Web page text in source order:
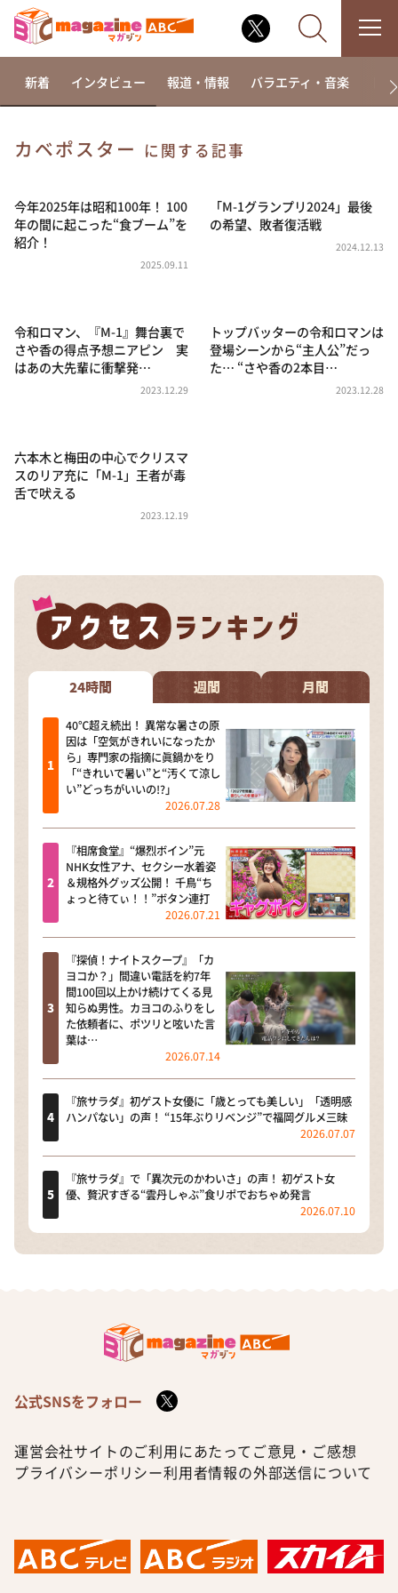
相席食堂
これ余談なんですけど・・・
～人生密着トークバラエティ！～ やすとものいたっ
news おかえり
河合＆A.B.C-Z塚田×福井アナ「なんでやねん！？」
（news おかえり）
朝だ！生です旅サラダ
教えて！ニュースライブ 正義のミカタ
ザキ山小屋本館
ぺこぱのまるスポ
アナ回覧板
新着 インタビュー 報道・情報 バラエティ・音楽 ド
カベポスター に関する記事
今年2025年は昭和100年！ 100
年の間に起こった“食ブーム”を
紹介！
2025.09.11
「M-1グランプリ2024」最後
の希望、敗者復活戦
2024.12.13
令和ロマン、『M-1』舞台裏で
さや香の得点予想ニアピン 実
はあの大先輩に衝撃発…
2023.12.29
トップバッターの令和ロマンは
登場シーンから“主人公”だっ
た… “さや香の2本目…
2023.12.28
六本木と梅田の中心でクリスマ
スのリア充に「M-1」王者が毒
舌で吠える
2023.12.19
24時間 週間 月間
40℃超え続出！ 異常な暑さの原
因は「空気がきれいになったか
ら」専門家の指摘に眞鍋かをり
「“きれいで暑い”と“汚くて涼し
い”どっちがいいの!?」
2026.07.28
『相席食堂』“爆烈ボイン”元
NHK女性アナ、セクシー水着姿
＆規格外グッズ公開！ 千鳥“ち
ょっと待てぃ！！”ボタン連打
2026.07.21
『探偵！ナイトスクープ』「カ
ヨコか？」間違い電話を約7年
間100回以上かけ続けてくる見
知らぬ男性。カヨコのふりをし
た依頼者に、ポツリと呟いた言
葉は…
2026.07.14
『旅サラダ』初ゲスト女優に「歳とっても美しい」「透明感
ハンパない」の声！ “15年ぶりリベンジ”で福岡グルメ三昧
2026.07.07
『旅サラダ』で「異次元のかわいさ」の声！ 初ゲスト女
優、贅沢すぎる“雲丹しゃぶ”食リポでおちゃめ発言
2026.07.10
公式SNSをフォロー
運営会社サイトのご利用にあたって ご意見・ご感想
プライバシーポリシー利用者情報の外部送信について